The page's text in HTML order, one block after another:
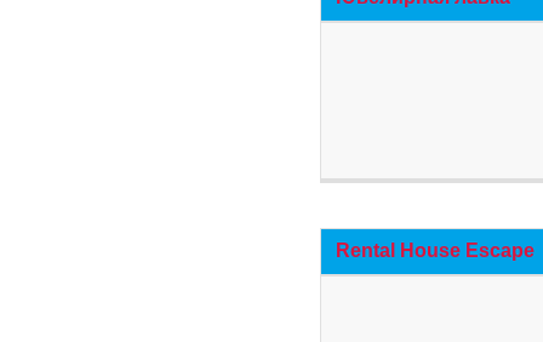
Rental House Escape